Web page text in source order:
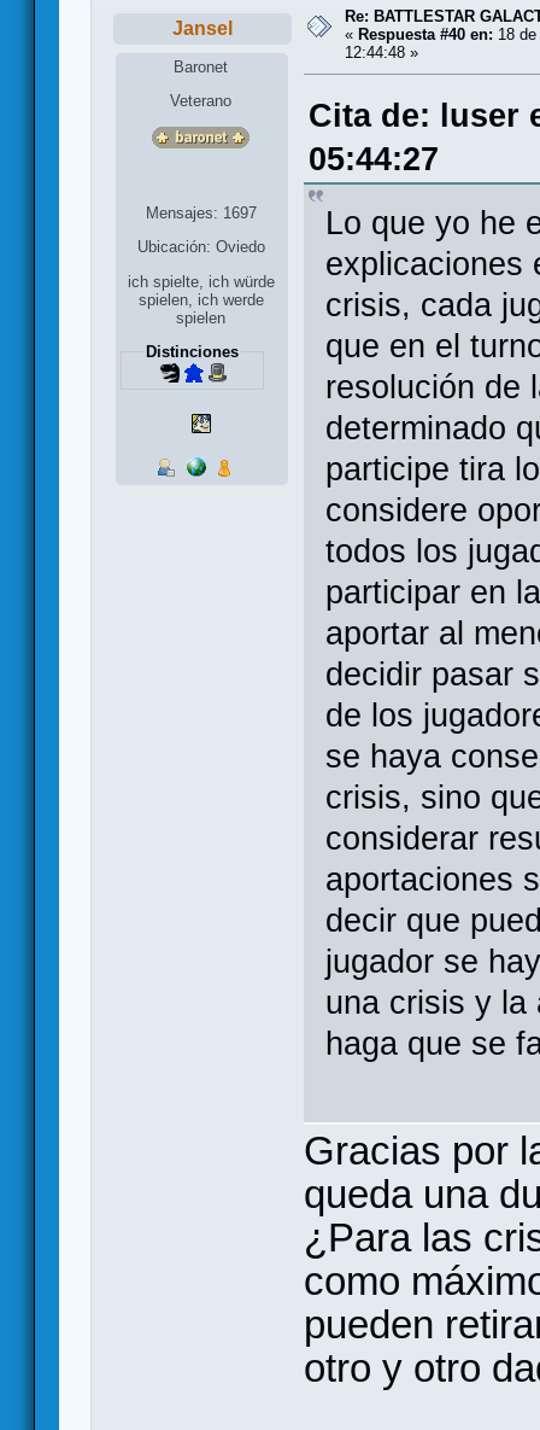
Jansel
Baronet
Veterano
Mensajes: 1697
Ubicación: Oviedo
ich spielte, ich würde
spielen, ich werde
spielen
Distinciones
Re: BATTLESTAR
« Respuesta #40 en: 18
12:44:48 »
Cita de: luser
05:44:27
Lo que yo he
explicaciones
crisis, cada
que en el
resolución de
determinado
participe tira
considere
todos los
participar en
aportar al
decidir pasar
de los
se haya
crisis, sino
considerar
aportaciones
decir que
jugador se
una crisis y la
haga que se
Gracias por
queda una
¿Para las
como
pueden
otro y otro